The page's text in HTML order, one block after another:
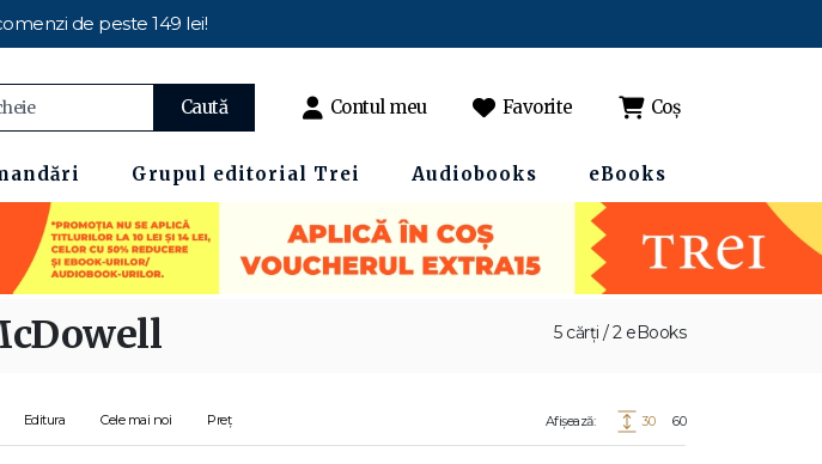
de peste 149 lei!
Caută Contul meu Favorite Coș
Grupul editorial Trei Audiobooks eBooks
5 cărți / 2 eBooks
Editura Cele mai noi Preț Afișează: 30 60